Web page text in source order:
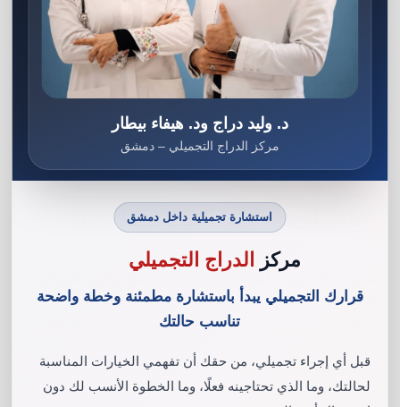
اقرأ أيضاً:أفضل مراكز إزالة الشعر بالليزر في الأردن |
مش بس بالأردن .. إزالة الشعر بالليزر بتقنية سورية ..
سعر ابرة تذويب الفيلر في الاردن
سعر ابرة تذويب الفيلر في الاردن
أصبح محط اهتمام
الكثير من السيدات اللواتي يبحثن عن تصحيح نتائج
سابقة أو إعادة ملامح الوجه إلى طبيعتها بسلاسة ودقة.
د. وليد دراج ود. هيفاء بيطار
مركز الدراج التجميلي – دمشق
استشارة تجميلية داخل دمشق
مركز الدراج التجميلي
قرارك التجميلي يبدأ باستشارة مطمئنة وخطة واضحة
تناسب حالتك
قبل أي إجراء تجميلي، من حقك أن تفهمي الخيارات المناسبة
لحالتك، وما الذي تحتاجينه فعلًا، وما الخطوة الأنسب لك دون